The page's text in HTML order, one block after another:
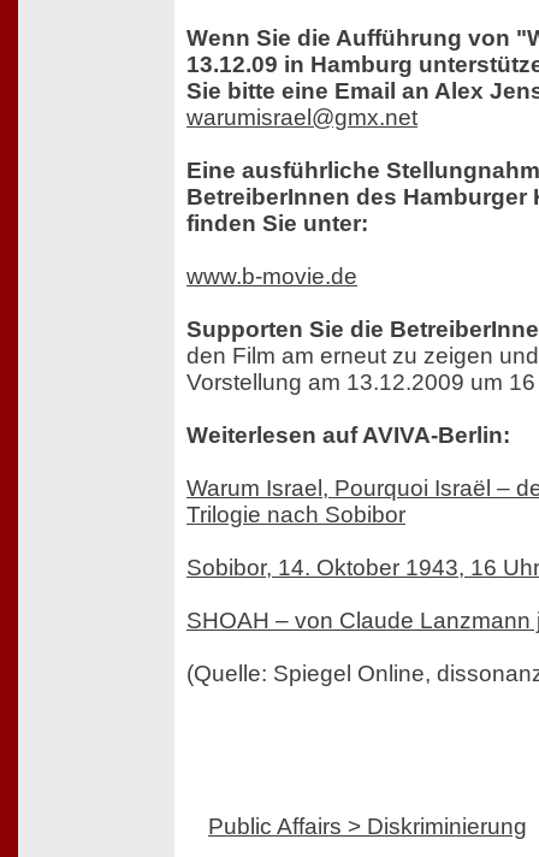
Wenn Sie die Aufführung von
13.12.09 in Hamburg
Sie bitte eine Email an Alex
warumisrael@gmx.net
Eine ausführliche
BetreiberInnen des Hamburger
finden Sie unter:
www.b-movie.de
Supporten Sie die
den Film am erneut zu zeigen
Vorstellung am 13.12.2009 um 16
Weiterlesen auf AVIVA-Berlin:
Warum Israel, Pourquoi Israël –
Trilogie nach Sobibor
Sobibor, 14. Oktober 1943, 16 Uhr
SHOAH – von Claude Lanzmann
(Quelle: Spiegel Online,
Public Affairs > Diskriminierung